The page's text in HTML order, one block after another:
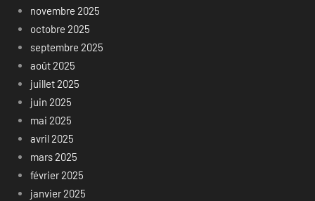
novembre 2025
octobre 2025
septembre 2025
août 2025
juillet 2025
juin 2025
mai 2025
avril 2025
mars 2025
février 2025
janvier 2025